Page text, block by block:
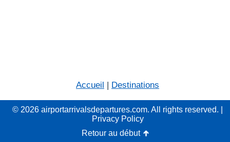
Accueil | Destinations
© 2026 airportarrivalsdepartures.com. All rights reserved. |
Privacy Policy
Retour au début